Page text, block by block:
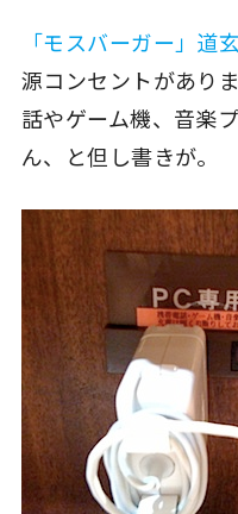
「モスバーガー」道
源コンセントがあり
話やゲーム機、音楽
ん、と但し書きが。